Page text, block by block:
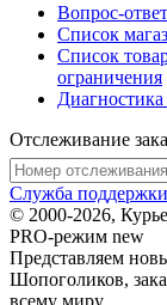
Вопрос-ответ
Список
Список
ограничения
Отслеживание
Служба поддержки
© 2000-2026,
PRO-режим new
Представляем
Шопоголиков,
всему миру.